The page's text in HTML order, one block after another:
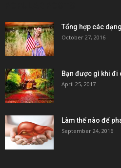
Tổng hợp các
October 27, 2016
Bạn được gì khi đi
April 25, 2017
Làm thế nào để
September 24, 2016